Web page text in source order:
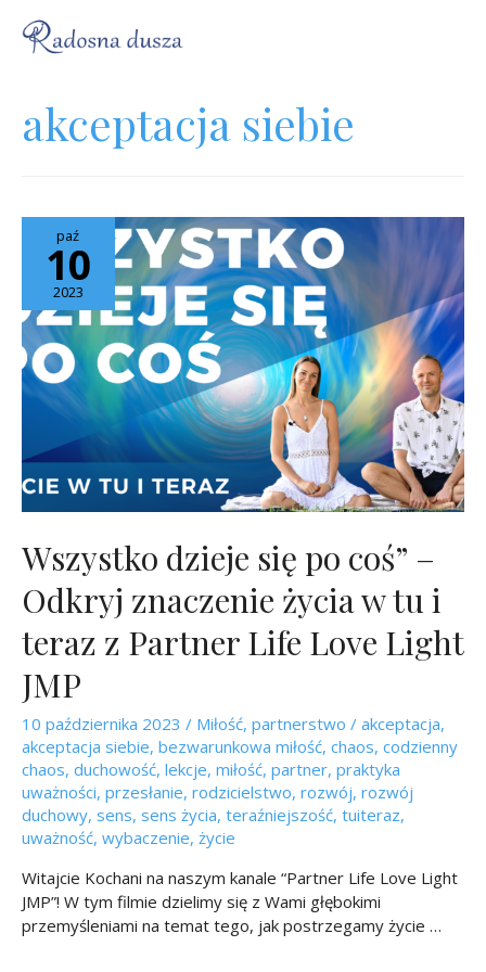
akceptacja siebie
paź
10
2023
Wszystko dzieje się po coś” –
Odkryj znaczenie życia w tu i
teraz z Partner Life Love Light
JMP
10 października 2023 / Miłość, partnerstwo / akceptacja,
akceptacja siebie, bezwarunkowa miłość, chaos, codzienny
chaos, duchowość, lekcje, miłość, partner, praktyka
uważności, przesłanie, rodzicielstwo, rozwój, rozwój
duchowy, sens, sens życia, teraźniejszość, tuiteraz,
uważność, wybaczenie, życie
Witajcie Kochani na naszym kanale “Partner Life Love Light
JMP”! W tym filmie dzielimy się z Wami głębokimi
przemyśleniami na temat tego, jak postrzegamy życie …